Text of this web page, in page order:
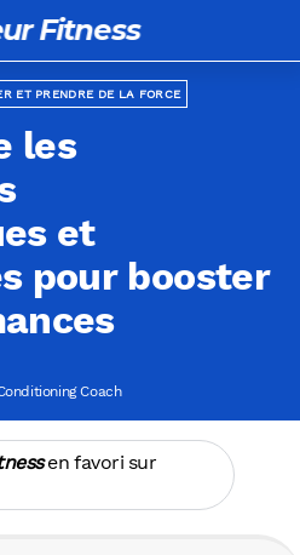
Fitness
ET PRENDRE DE LA FORCE
les
et
pour booster
Coach
en favori sur